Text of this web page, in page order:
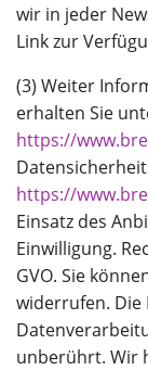
wir in jeder
Link zur
(3) Weiter
erhalten Sie
https://
https://
Einsatz des
Einwilligung.
GVO. Sie
widerrufen. Die
unberührt. Wir